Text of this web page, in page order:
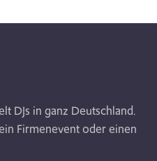
DJs in ganz Deutschland.
Firmenevent oder einen